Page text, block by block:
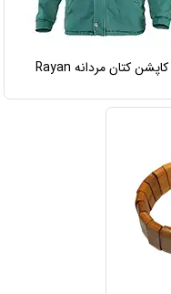
کاپشن کتان مردانه Rayan